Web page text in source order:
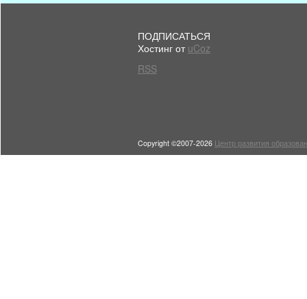
ПОДПИСАТЬСЯ
Хостинг от uCoz
RSS
Copyright ©2007-2026 Центр развития